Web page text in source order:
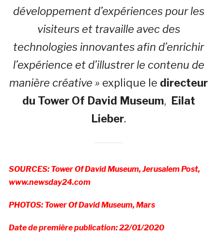
développement d’expériences pour les
visiteurs et travaille avec des
technologies innovantes afin d’enrichir
l’expérience et d’illustrer le contenu de
manière créative » explique le directeur
du Tower Of David Museum, Eilat
Lieber.
SOURCES: Tower Of David Museum, Jerusalem Post,
www.newsday24.com
PHOTOS: Tower Of David Museum, Mars
Date de première publication: 22/01/2020